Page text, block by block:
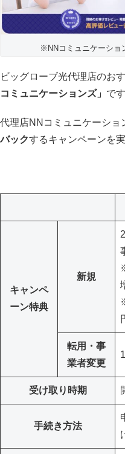
※NNコミュニケーショ
ビッグローブ光代理店のお
コミュニケーションズ」 です
代理店NNコミュニケーショ
バックするキャンペーンを実
キャンペ
ーン特典
新規
転用・事
業者変更
受け取り時期
手続き方法